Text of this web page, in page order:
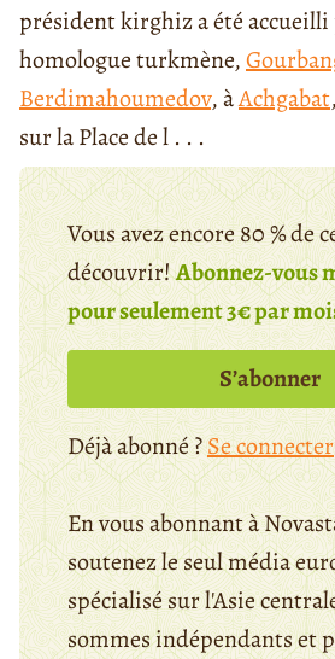
président kirghiz a été accueilli
homologue turkmène,
Berdimahoumedov, àAchgabat
sur la Place de l . . .
Vous avez encore 80 % de
découvrir!Abonnez-vous
pour seulement 3€ par
S’abonner
Déjà abonné ?Se connecter
En vous abonnant à
soutenez le seul média
spécialisé sur l'Asie
sommes indépendants et